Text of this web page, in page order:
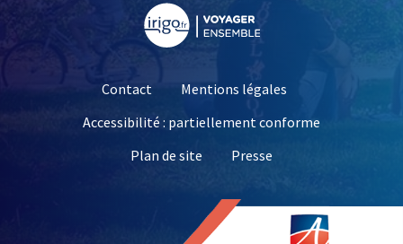
Contact
Mentions légales
Accessibilité : partiellement conforme
Plan de site
Presse